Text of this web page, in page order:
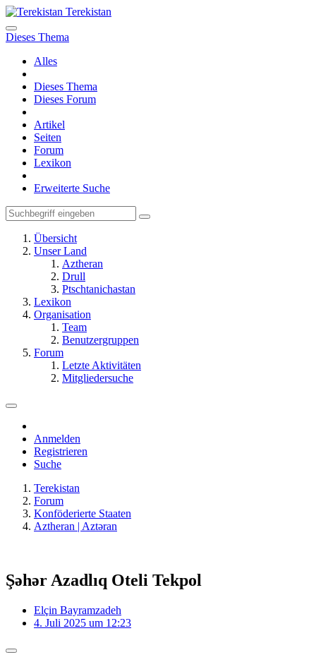
Terekistan
Dieses Thema
Alles
Dieses Thema
Dieses Forum
Artikel
Seiten
Forum
Lexikon
Erweiterte Suche
Übersicht
Unser Land
Aztheran
Drull
Ptschtanichastan
Lexikon
Organisation
Team
Benutzergruppen
Forum
Letzte Aktivitäten
Mitgliedersuche
Anmelden
Registrieren
Suche
Terekistan
Forum
Konföderierte Staaten
Aztheran | Aztǝran
Şəhər Azadlıq Oteli Tekpol
Elçin Bayramzadeh
4. Juli 2025 um 12:23